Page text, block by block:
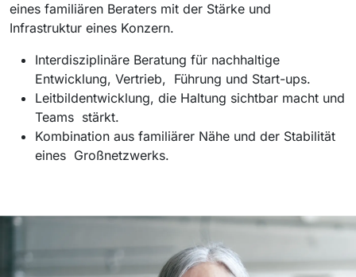
eines familiären Beraters mit der Stärke und
Infrastruktur eines Konzern.
Interdisziplinäre Beratung für nachhaltige
Entwicklung, Vertrieb, Führung und Start-ups.
Leitbildentwicklung, die Haltung sichtbar macht und
Teams stärkt.
Kombination aus familiärer Nähe und der Stabilität
eines Großnetzwerks.